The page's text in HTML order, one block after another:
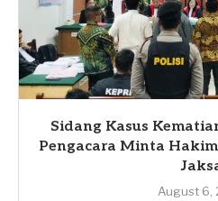
Sidang Kasus
Pengacara Minta
August 6,